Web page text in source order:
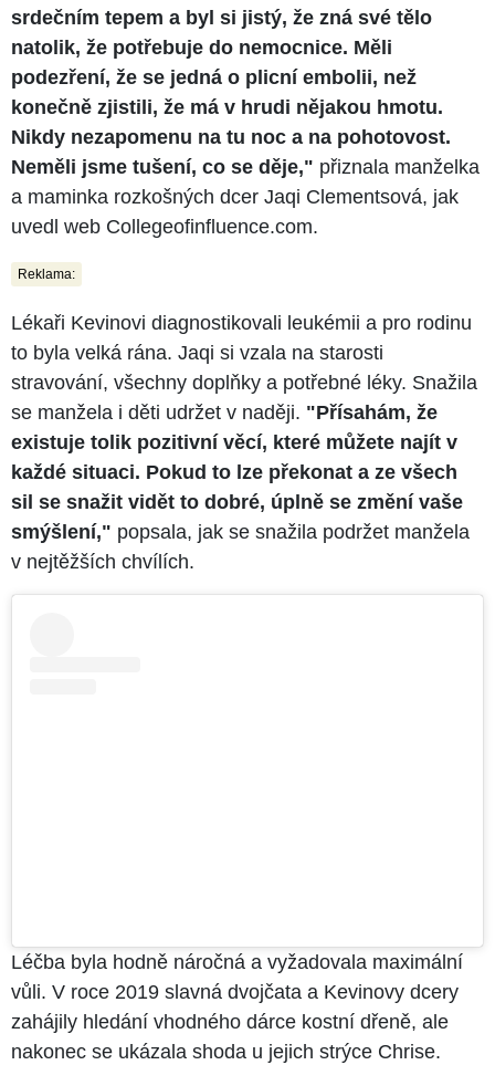
srdečním tepem a byl si jistý, že zná své tělo
natolik, že potřebuje do nemocnice. Měli
podezření, že se jedná o plicní embolii, než
konečně zjistili, že má v hrudi nějakou hmotu.
Nikdy nezapomenu na tu noc a na pohotovost.
Neměli jsme tušení, co se děje," přiznala manželka
a maminka rozkošných dcer Jaqi Clementsová, jak
uvedl web Collegeofinfluence.com.
Reklama:
Lékaři Kevinovi diagnostikovali leukémii a pro rodinu
to byla velká rána. Jaqi si vzala na starosti
stravování, všechny doplňky a potřebné léky. Snažila
se manžela i děti udržet v naději. "Přísahám, že
existuje tolik pozitivní věcí, které můžete najít v
každé situaci. Pokud to lze překonat a ze všech
sil se snažit vidět to dobré, úplně se změní vaše
smýšlení," popsala, jak se snažila podržet manžela
v nejtěžších chvílích.
Léčba byla hodně náročná a vyžadovala maximální
vůli. V roce 2019 slavná dvojčata a Kevinovy dcery
zahájily hledání vhodného dárce kostní dřeně, ale
nakonec se ukázala shoda u jejich strýce Chrise.